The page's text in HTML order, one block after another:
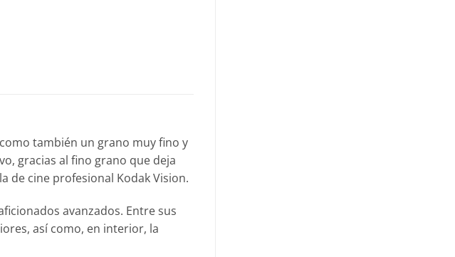
también un grano muy fino y
gracias al fino grano que deja
de cine profesional Kodak Vision.
avanzados. Entre sus
así como, en interior, la